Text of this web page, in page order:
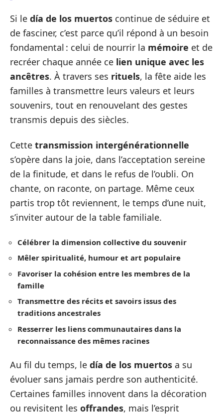
Si le día de los muertos continue de séduire et
de fasciner, c’est parce qu’il répond à un besoin
fondamental : celui de nourrir la mémoire et de
recréer chaque année ce lien unique avec les
ancêtres. À travers ses rituels, la fête aide les
familles à transmettre leurs valeurs et leurs
souvenirs, tout en renouvelant des gestes
transmis depuis des siècles.
Cette transmission intergénérationnelle
s’opère dans la joie, dans l’acceptation sereine
de la finitude, et dans le refus de l’oubli. On
chante, on raconte, on partage. Même ceux
partis trop tôt reviennent, le temps d’une nuit,
s’inviter autour de la table familiale.
Célébrer la dimension collective du souvenir
Mêler spiritualité, humour et art populaire
Favoriser la cohésion entre les membres de la
famille
Transmettre des récits et savoirs issus des
traditions ancestrales
Resserrer les liens communautaires dans la
reconnaissance des mêmes racines
Au fil du temps, le día de los muertos a su
évoluer sans jamais perdre son authenticité.
Certaines familles innovent dans la décoration
ou revisitent les offrandes, mais l’esprit